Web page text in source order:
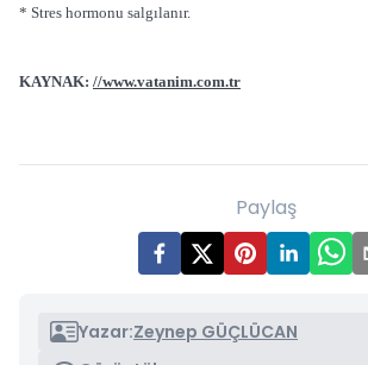
* Stres hormonu salgılanır.
KAYNAK: //www.vatanim.com.tr
Paylaş
Yazar:Zeynep GÜÇLÜCAN